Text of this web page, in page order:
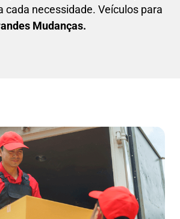
cada necessidade. Veículos para
Mudanças.